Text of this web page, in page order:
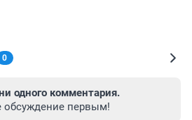
0
одного комментария.
обсуждение первым!